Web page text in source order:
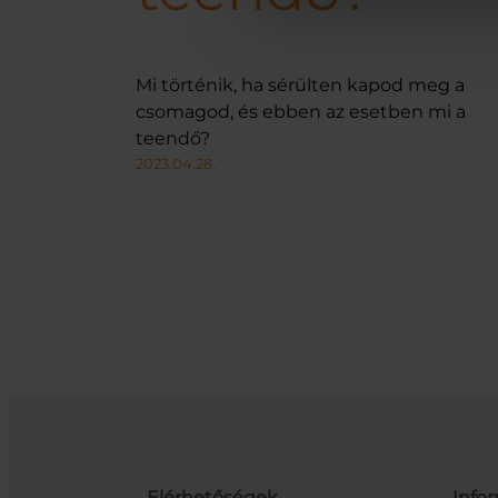
Mi történik, ha sérülten kapod meg a
csomagod, és ebben az esetben mi a
teendő?
2023.04.28.